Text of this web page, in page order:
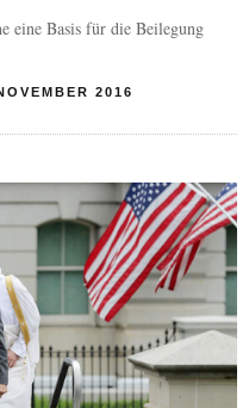
eine Basis für die Beilegung
2016